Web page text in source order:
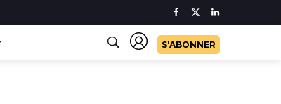
S'ABONNER